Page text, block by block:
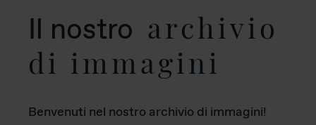
Il nostro archivio
di immagini
Benvenuti nel nostro archivio di immagini!